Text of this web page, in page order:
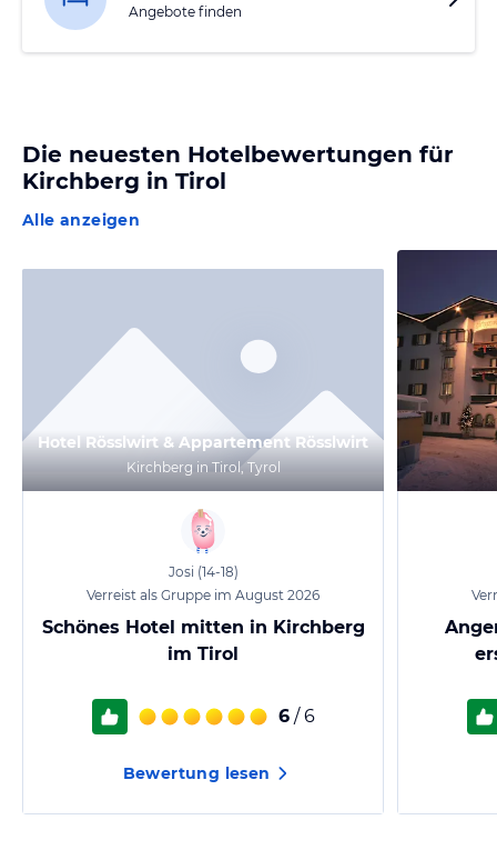
Angebote finden
Die neuesten Hotelbewertungen für
Kirchberg in Tirol
Alle anzeigen
Hotel Rösslwirt & Appartement Rösslwirt
Kirchberg in Tirol, Tyrol
Josi (14-18)
Verreist als Gruppe im August 2026
Schönes Hotel mitten in Kirchberg
im Tirol
6 / 6
Bewertung lesen